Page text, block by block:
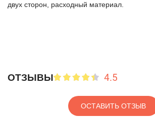
двух сторон, расходный материал.
ОТЗЫВЫ 4.5
ОСТАВИТЬ ОТЗЫВ